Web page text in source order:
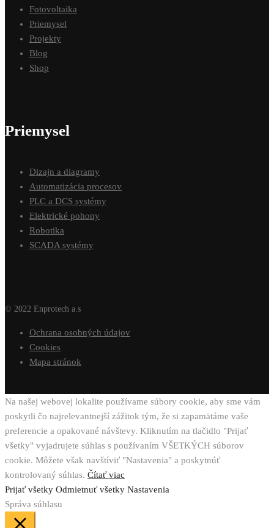
Fotovoltaika
Priemysel
Projekty
Blog
Shop
Priemysel
Dizajn a diagramy
Automatizácia procesov
PLC a DCS systémy
Elektrické pohony
Robotika
SCADA systémy
© 2022 Enprotech a.s
Ochrana osobných údajov
Cookies
Mapa stránok
Na našej webovej lokalite používame súbory cookie, aby sme vám
poskytli čo najrelevantnejší zážitok tým, že si zapamätáme vaše
preferencie a opakované návštevy. Kliknutím na tlačidlo "Prijať
všetky" vyjadrujete súhlas s používaním VŠETKÝCH súborov
cookie. Môžete však navštíviť "Nastavenia" a poskytnúť
kontrolovaný súhlas. Čítať viac
Prijať všetky Odmietnuť všetky Nastavenia
Správa súhlasu